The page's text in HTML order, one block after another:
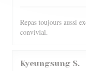
Repas toujours aussi
convivial.
Kyeungsung S